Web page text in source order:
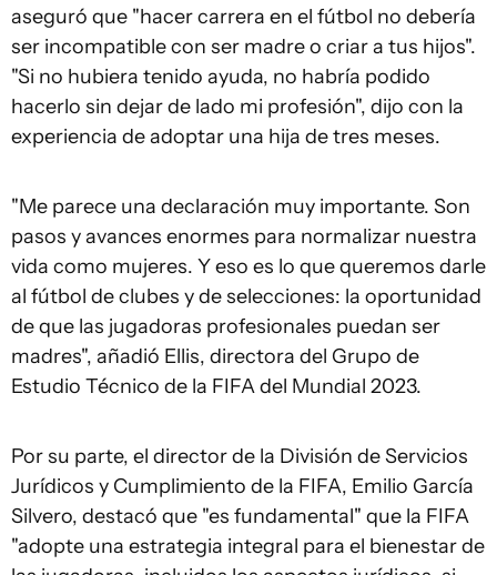
aseguró que "hacer carrera en el fútbol no debería
ser incompatible con ser madre o criar a tus hijos".
"Si no hubiera tenido ayuda, no habría podido
hacerlo sin dejar de lado mi profesión", dijo con la
experiencia de adoptar una hija de tres meses.
"Me parece una declaración muy importante. Son
pasos y avances enormes para normalizar nuestra
vida como mujeres. Y eso es lo que queremos darle
al fútbol de clubes y de selecciones: la oportunidad
de que las jugadoras profesionales puedan ser
madres", añadió Ellis, directora del Grupo de
Estudio Técnico de la FIFA del Mundial 2023.
Por su parte, el director de la División de Servicios
Jurídicos y Cumplimiento de la FIFA, Emilio García
Silvero, destacó que "es fundamental" que la FIFA
"adopte una estrategia integral para el bienestar de